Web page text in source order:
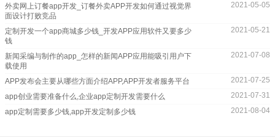
外卖网上订餐app开发_订餐外卖APP开发如何通过视觉界
面设计打败竞品
2021-05-05
定制开发一个app商城多少钱_开发APP应用软件又要多少
钱
2021-05-21
新闻采编与制作的app_怎样的新闻APP应用能吸引用户下
载使用
2021-07-08
APP发布会主要从哪些方面介绍APP,APP开发者服务平台
2021-07-25
app创业需要准备什么,企业app定制开发需要什么
2021-07-31
app定制需要多少钱,app开发定制多少钱
2021-08-04